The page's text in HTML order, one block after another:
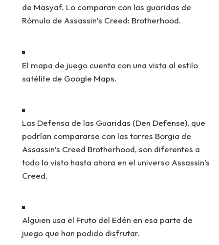
de Masyaf. Lo comparan con las guaridas de
Rómulo de Assassin’s Creed: Brotherhood.
El mapa de juego cuenta con una vista al estilo
satélite de Google Maps.
Las Defensa de las Guaridas (Den Defense), que
podrían compararse con las torres Borgia de
Assassin’s Creed Brotherhood, son diferentes a
todo lo visto hasta ahora en el universo Assassin’s
Creed.
Alguien usa el Fruto del Edén en esa parte de
juego que han podido disfrutar.